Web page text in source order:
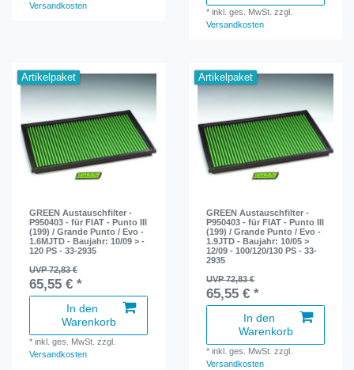
Versandkosten
*inkl. ges. MwSt. zzgl.
Versandkosten
Artikelpaket
GREEN Austauschfilter -
P950403 - für FIAT - Punto III
(199) / Grande Punto / Evo -
1.6MJTD - Baujahr: 10/09 > -
120 PS - 33-2935
UVP 72,83 €
65,55 € *
In den
Warenkorb
*inkl. ges. MwSt. zzgl.
Versandkosten
Artikelpaket
GREEN Austauschfilter -
P950403 - für FIAT - Punto III
(199) / Grande Punto / Evo -
1.9JTD - Baujahr: 10/05 >
12/09 - 100/120/130 PS - 33-
2935
UVP 72,83 €
65,55 € *
In den
Warenkorb
*inkl. ges. MwSt. zzgl.
Versandkosten